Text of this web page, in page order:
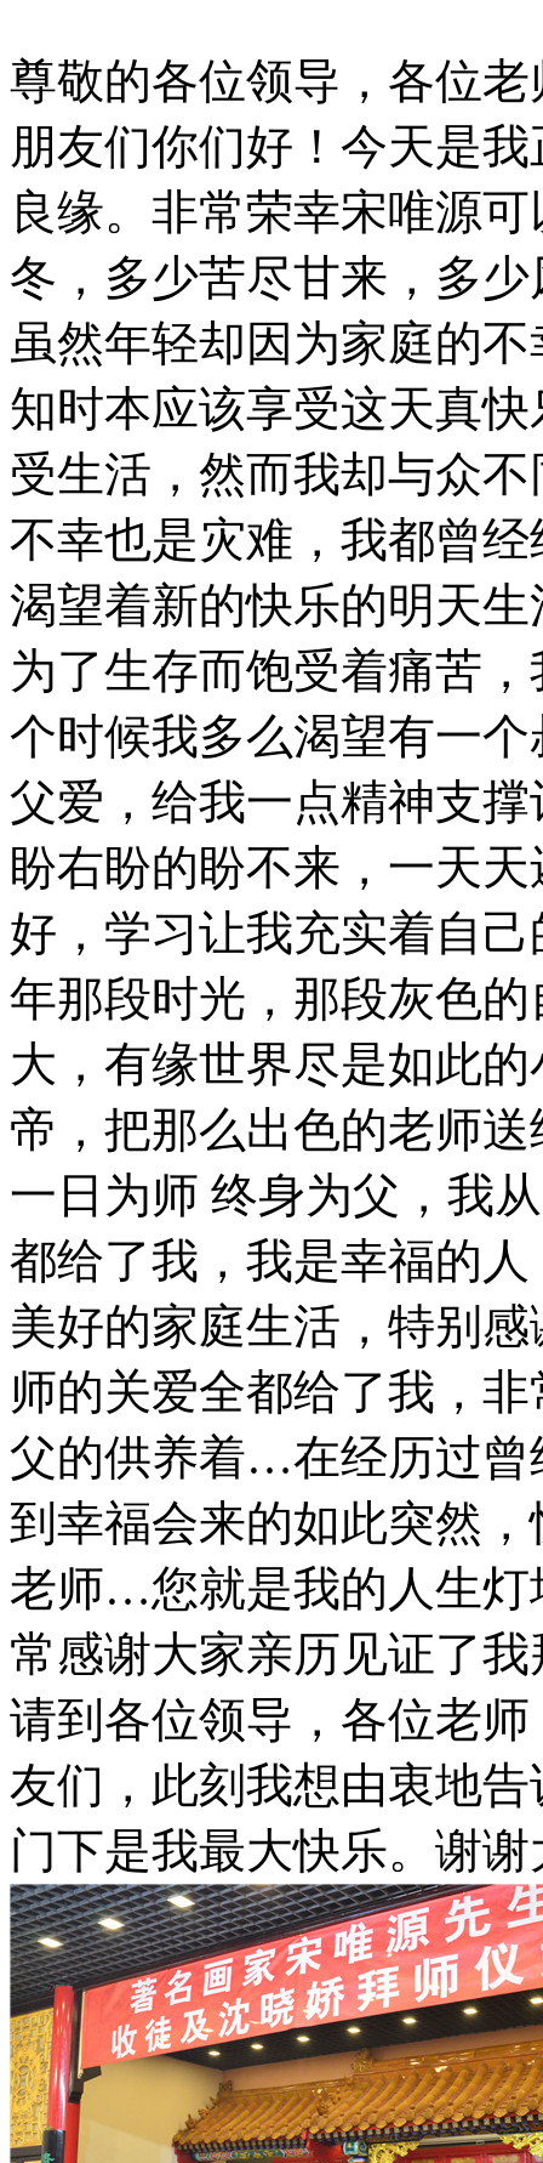
尊敬的各位领导，各位
朋友们你们好！今天是
良缘。非常荣幸宋唯源
冬，多少苦尽甘来，多
虽然年轻却因为家庭的
知时本应该享受这天真
受生活，然而我却与众
不幸也是灾难，我都曾
渴望着新的快乐的明天
为了生存而饱受着痛苦
个时候我多么渴望有一
父爱，给我一点精神支
盼右盼的盼不来，一天
好，学习让我充实着自
年那段时光，那段灰色
大，有缘世界尽是如此
帝，把那么出色的老师
一日为师 终身为父，我
都给了我，我是幸福的
美好的家庭生活，特别
师的关爱全都给了我，
父的供养着…在经历过曾
到幸福会来的如此突然
老师…您就是我的人生灯
常感谢大家亲历见证了
请到各位领导，各位老
友们，此刻我想由衷地
门下是我最大快乐。谢